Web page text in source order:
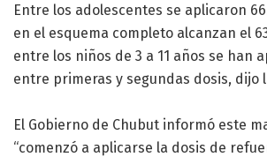
Entre los adolescentes se aplicaron
en el esquema completo alcanzan el
entre los niños de 3 a 11 años se han
entre primeras y segundas dosis, dijo
El Gobierno de Chubut informó este
“comenzó a aplicarse la dosis de